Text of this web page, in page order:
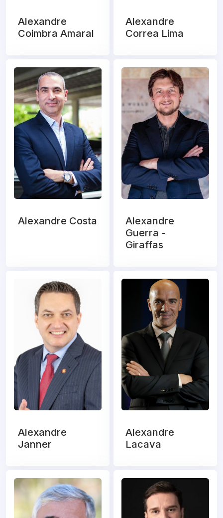
Alexandre
Coimbra Amaral
Alexandre
Correa Lima
Alexandre Costa
Alexandre
Guerra -
Giraffas
Alexandre
Janner
Alexandre
Lacava